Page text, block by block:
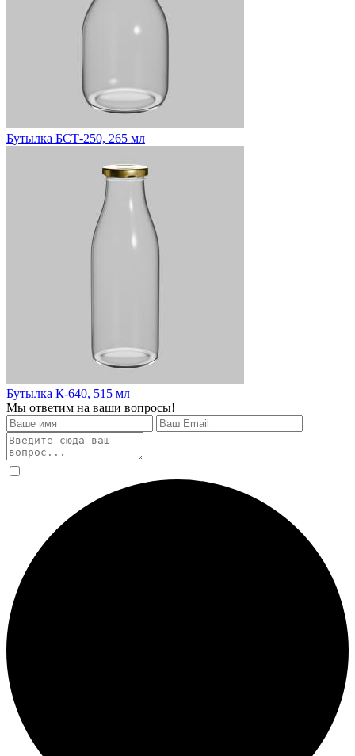
Бутылка БСТ-250, 265 мл
Бутылка К-640, 515 мл
Мы ответим на ваши вопросы!